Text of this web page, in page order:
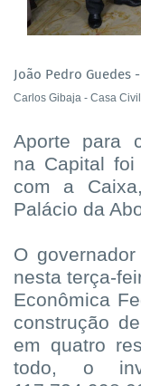
João Pedro Guedes
Carlos Gibaja - Casa Civil
Aporte para
na Capital foi
com a
Palácio da
O
nesta terça-
Econômica
construção
em quatro
todo, o